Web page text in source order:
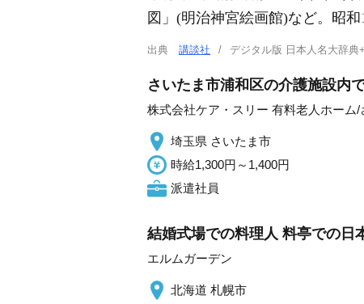
図」(明治神宮絵画館)など。昭和
出典 講談社 デジタル版 日本人名大辞
さいたま市浦和区の介護施設内
株式会社ケア・スリー 有料老人ホーム/
埼玉県 さいたま市
時給1,300円～1,400円
派遣社員
結婚式場での料理人 料亭での日
エルムガーデン
北海道 札幌市